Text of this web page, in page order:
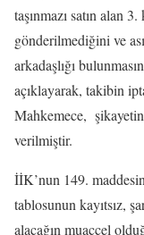
taşınmazı satın alan
gönderilmediğini ve
arkadaşlığı
açıklayarak, takibin
Mahkemece, şikayetin
verilmiştir.
İİK’nun 149.
tablosunun kayıtsız,
alacağın muaccel